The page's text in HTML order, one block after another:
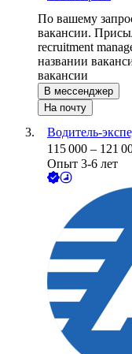
По вашему
вакансии.
recruitment
названии
вакансии
В мессенджер
На почту
Водитель-
115 000 – 121
Опыт 3-6 лет